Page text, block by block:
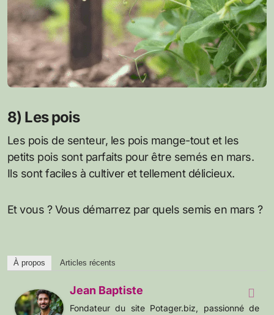
8) Les pois
Les pois de senteur, les pois mange-tout et les
petits pois sont parfaits pour être semés en mars.
Ils sont faciles à cultiver et tellement délicieux.
Et vous ? Vous démarrez par quels semis en mars ?
À propos Articles récents
Jean Baptiste
Fondateur du site Potager.biz, passionné de